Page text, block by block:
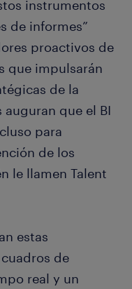
instrumentos
de informes”
proactivos de
que impulsarán
de la
que el BI
para
de los
le llamen Talent
estas
de
real y un